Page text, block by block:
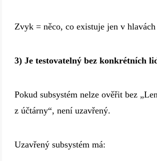
Zvyk = něco, co existuje jen v
3) Je testovatelný bez konkrétních
Pokud subsystém nelze ověřit bez
z účtárny“, není uzavřený.
Uzavřený subsystém má: